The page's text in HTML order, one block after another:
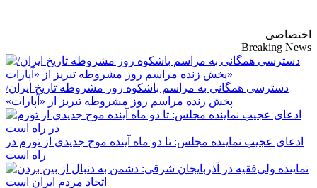
اختصاصی
Breaking News
دسترسی همگانی به مراسم باشکوه روز مشروطه تاریخ ایران/
پخش زنده مراسم روز مشروطه تبریز از «آپارات»
ادعای عجیب نماینده مجلس: تا دو ماه آینده موج جدیدی از تورم در
راه است